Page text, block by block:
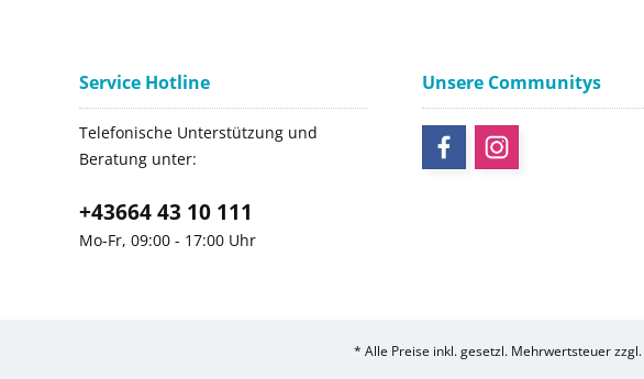
Service Hotline
Telefonische Unterstützung und
Beratung unter:
+43664 43 10 111
Mo-Fr, 09:00 - 17:00 Uhr
Unsere Communitys
* Alle Preise inkl. gesetzl. Mehrwertsteuer zzgl.